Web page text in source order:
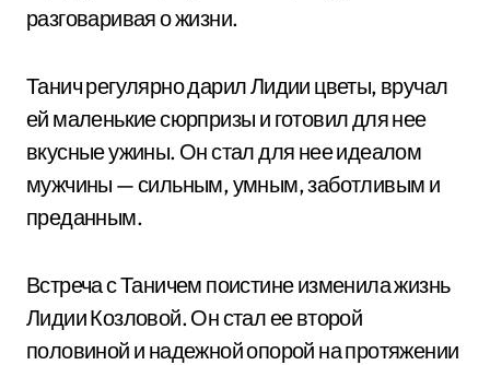
разговаривая о жизни.
Танич регулярно дарил Лидии цветы, вручал
ей маленькие сюрпризы и готовил для нее
вкусные ужины. Он стал для нее идеалом
мужчины — сильным, умным, заботливым и
преданным.
Встреча с Таничем поистине изменила жизнь
Лидии Козловой. Он стал ее второй
половиной и надежной опорой на протяжении